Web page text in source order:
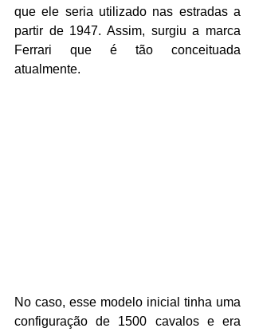
que ele seria utilizado nas estradas a
partir de 1947. Assim, surgiu a marca
Ferrari que é tão conceituada
atualmente.
No caso, esse modelo inicial tinha uma
configuração de 1500 cavalos e era